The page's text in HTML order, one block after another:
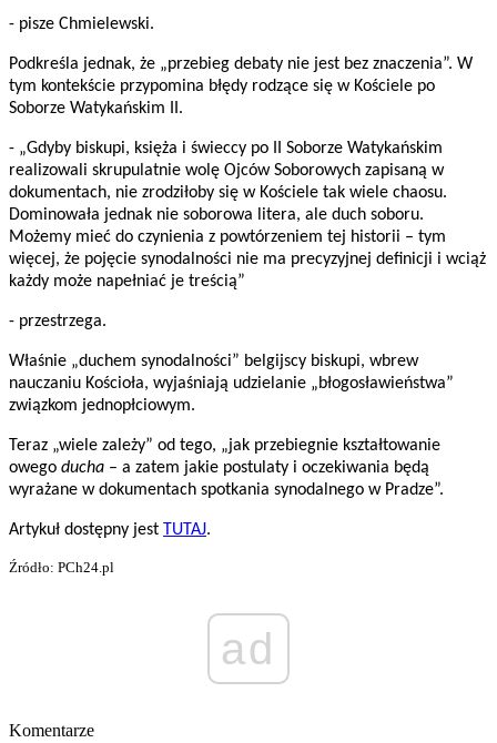
- pisze Chmielewski.
Podkreśla jednak, że „przebieg debaty nie jest bez znaczenia”. W
tym kontekście przypomina błędy rodzące się w Kościele po
Soborze Watykańskim II.
- „Gdyby biskupi, księża i świeccy po II Soborze Watykańskim
realizowali skrupulatnie wolę Ojców Soborowych zapisaną w
dokumentach, nie zrodziłoby się w Kościele tak wiele chaosu.
Dominowała jednak nie soborowa litera, ale duch soboru.
Możemy mieć do czynienia z powtórzeniem tej historii – tym
więcej, że pojęcie synodalności nie ma precyzyjnej definicji i wciąż
każdy może napełniać je treścią”
- przestrzega.
Właśnie „duchem synodalności” belgijscy biskupi, wbrew
nauczaniu Kościoła, wyjaśniają udzielanie „błogosławieństwa”
związkom jednopłciowym.
Teraz „wiele zależy” od tego, „jak przebiegnie kształtowanie
owego ducha – a zatem jakie postulaty i oczekiwania będą
wyrażane w dokumentach spotkania synodalnego w Pradze”.
Artykuł dostępny jest TUTAJ.
Źródło: PCh24.pl
ad
Komentarze